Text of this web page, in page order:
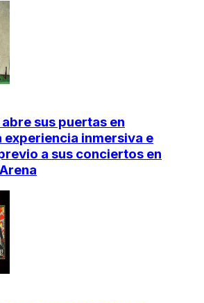
sus puertas en
experiencia inmersiva e
a sus conciertos en